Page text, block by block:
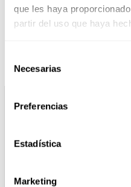
que les haya
partir del uso que haya
Necesarias
Preferencias
Estadística
Marketing
BAZAR
Productos